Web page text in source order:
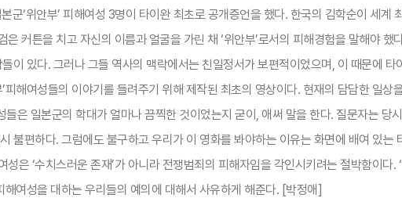
‘위안부’ 피해여성 3명이 타이완 최초로 공개증언을 했다. 한국의 김학순이 세계
은 커튼을 치고 자신의 이름과 얼굴을 가린 채 ‘위안부’로서의 피해경험을 말해야
이 있다. 그러나 그들 역사의 맥락에서는 친일정서가 보편적이었으며, 이 때문에 타
피해여성들의 이야기를 들려주기 위해 제작된 최초의 영상이다. 현재의 담담한 일
들은 일본군의 학대가 얼마나 끔찍한 것이었는지 굳이, 애써 말을 한다. 질문자는
불편하다. 그럼에도 불구하고 우리가 이 영화를 봐야하는 이유는 화면에 배여 있
성은 ‘수치스러운 존재’가 아니라 전쟁범죄의 피해자임을 각인시키려는 절박함이
해여성을 대하는 우리들의 예의에 대해서 사유하게 해준다. [박정애]​